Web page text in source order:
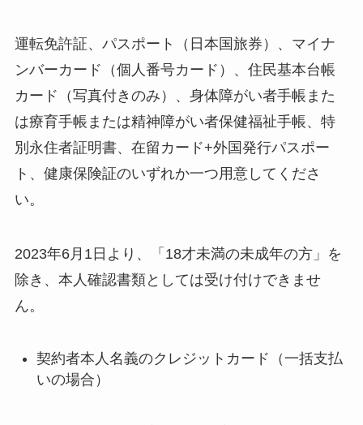
運転免許証、パスポート（日本国旅券）、マイナ
ンバーカード（個人番号カード）、住民基本台帳
カード（写真付きのみ）、身体障がい者手帳また
は療育手帳または精神障がい者保健福祉手帳、特
別永住者証明書、在留カード+外国発行パスポー
ト、健康保険証のいずれか一つ用意してくださ
い。
2023年6月1日より、「18才未満の未成年の方」を
除き、本人確認書類としては受け付けできませ
ん。
契約者本人名義のクレジットカード（一括支払
いの場合）